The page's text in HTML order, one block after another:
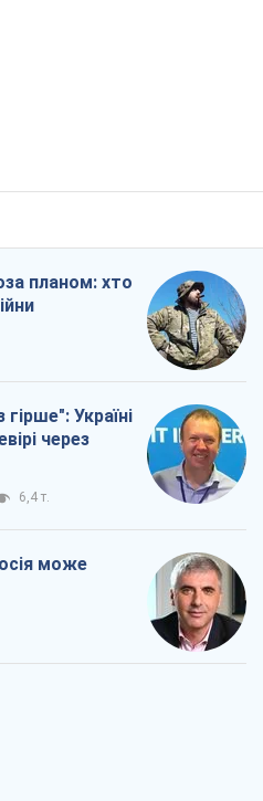
планом: хто
Україні
через
6,4 т.
може